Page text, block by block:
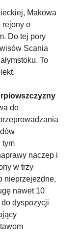
Makowa
rejony o
Do tej pory
Scania
To
do
tym
naczep i
w trzy
nieprzejezdne,
nawet 10
dyspozycji